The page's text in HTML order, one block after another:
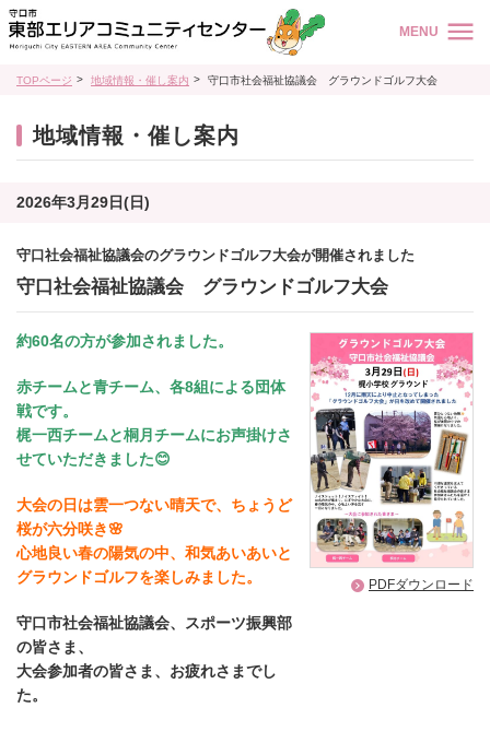
MENU
TOPページ 地域情報・催し案内 守口市社会福祉協議会 グラウンドゴルフ大会
地域情報・催し案内
2026年3月29日(日)
守口社会福祉協議会のグラウンドゴルフ大会が開催されました
守口社会福祉協議会 グラウンドゴルフ大会
約60名の方が参加されました。
赤チームと青チーム、各8組による団体
戦です。
梶一西チームと桐月チームにお声掛けさ
せていただきました😊
大会の日は雲一つない晴天で、 ちょうど
桜が六分咲き🌸
心地良い春の陽気の中、和気あいあいと
グラウンドゴルフを楽しみました。
守口市社会福祉協議会、スポーツ振興部
の皆さま、
大会参加者の皆さま 、お疲れさまでし
た。
PDFダウンロード